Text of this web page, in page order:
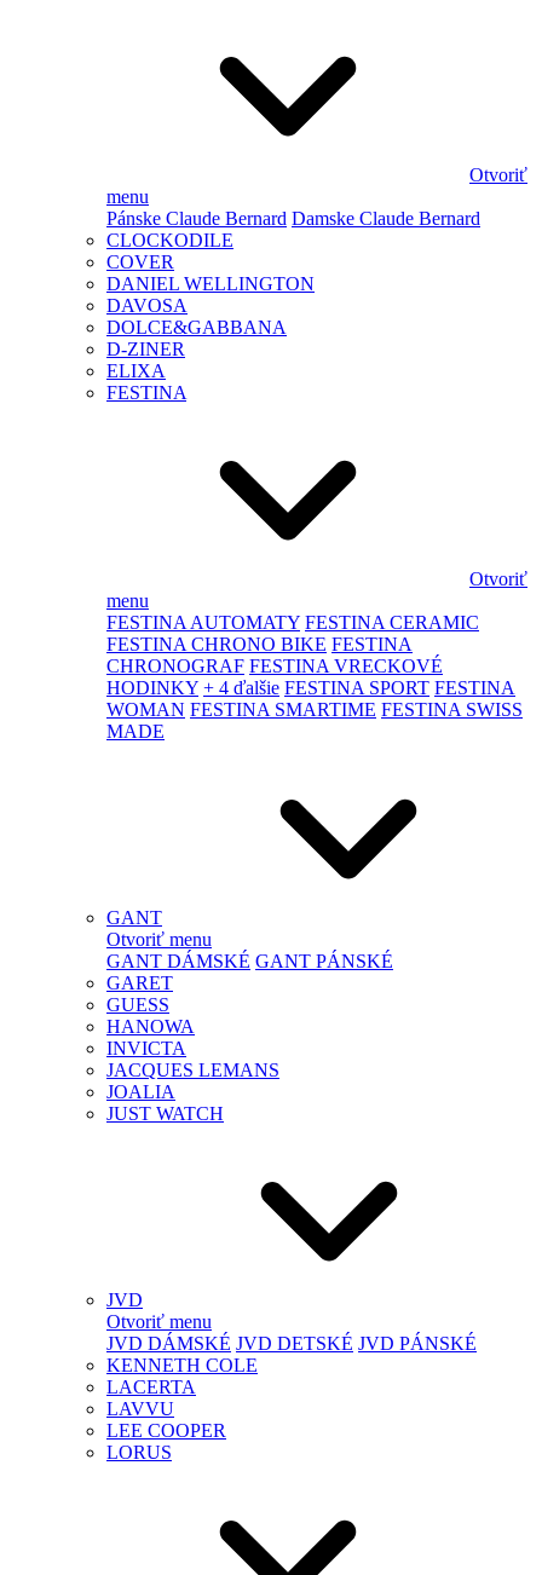
Otvoriť
menu
Pánske Claude Bernard Damske Claude Bernard
CLOCKODILE
COVER
DANIEL WELLINGTON
DAVOSA
DOLCE&GABBANA
D-ZINER
ELIXA
FESTINA
Otvoriť
menu
FESTINA AUTOMATY FESTINA CERAMIC
FESTINA CHRONO BIKE FESTINA
CHRONOGRAF FESTINA VRECKOVÉ
HODINKY + 4 ďalšie FESTINA SPORT FESTINA
WOMAN FESTINA SMARTIME FESTINA SWISS
MADE
GANT
Otvoriť menu
GANT DÁMSKÉ GANT PÁNSKÉ
GARET
GUESS
HANOWA
INVICTA
JACQUES LEMANS
JOALIA
JUST WATCH
JVD
Otvoriť menu
JVD DÁMSKÉ JVD DETSKÉ JVD PÁNSKÉ
KENNETH COLE
LACERTA
LAVVU
LEE COOPER
LORUS